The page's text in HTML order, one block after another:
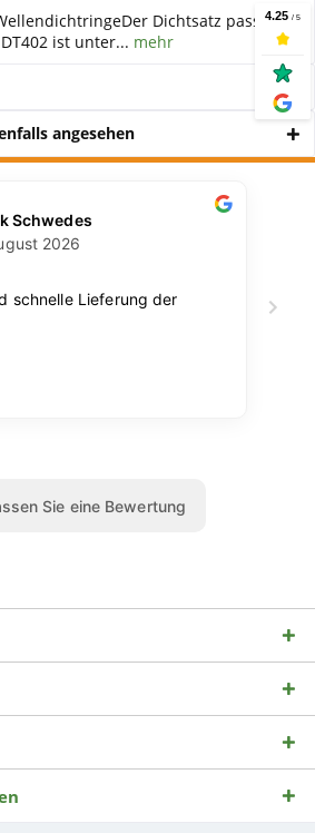
Dichtsatz passend
ist unter... mehr
angesehen